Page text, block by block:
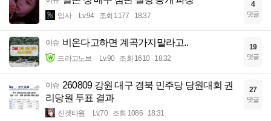
입사 Lv.94 조회 1177 18:37
4
댓글
이슈 비온다고하면 계곡가지말라고..
드라고노브 Lv.90 조회 1610 18:32
19
댓글
이슈 260809 강원 대구 경북 민주당 당원대회 권
리당원 투표 결과
진겟타원 Lv.70 조회 1086 18:31
27
댓글